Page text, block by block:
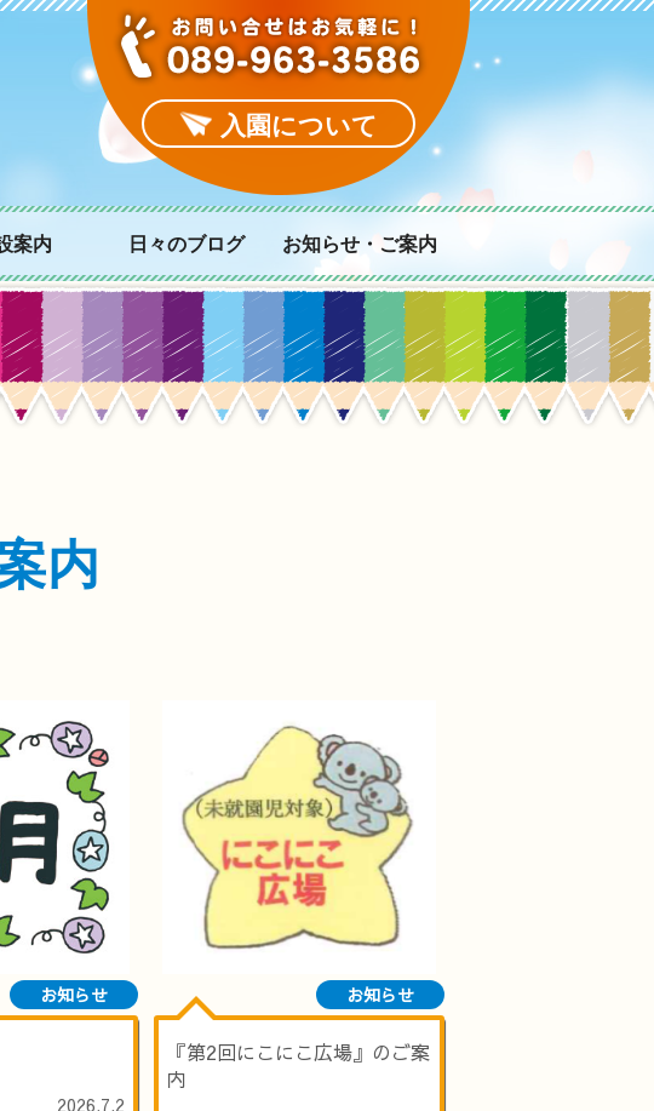
入園について
案内 日々のブログ お知らせ・ご案内
内
お知らせ
2026.7.2
お知らせ
『第2回にこにこ広場』のご案
内